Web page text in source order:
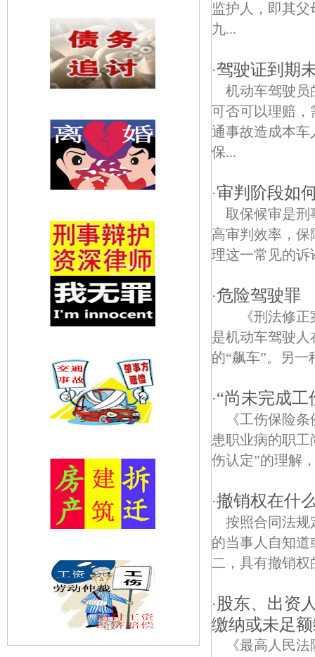
监护人，即其
九...
·驾驶证到期
机动车驾驶员
可否可以理赔，
通事故造成本车
保...
·审判阶段如
取保候审是刑
高审判效率，
理这一常见的
·危险驾驶罪
《刑法修正
是机动车驾驶
的“飙车”。另
·“尚未完成
《工伤保险
患职业病的职
伤认定”的理解
·撤销权在什
按照合同法
的当事人自知
二，具有撤销权
·股东、出资
缴纳或未足
《最高人民